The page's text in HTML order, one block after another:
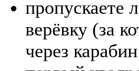
пропускаете
верёвку (за
через